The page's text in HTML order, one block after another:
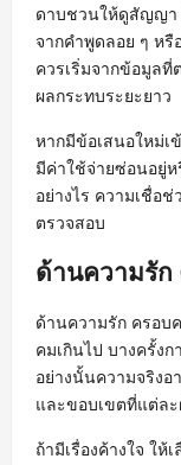
ดาบชวนให้ดูสัญญา
จากคำพูดลอย ๆ หรื
ควรเริ่มจากข้อมูล
ผลกระทบระยะยาว
หากมีข้อเสนอใหม่เ
มีค่าใช้จ่ายซ่อนอยู่ห
อย่างไร ความเชื่อ
ตรวจสอบ
ด้านความรัก
ด้านความรัก ครอบ
คมเกินไป บางครั้งก
อย่างนั้นความจริง
และขอบเขตที่แต่ละ
ถ้ามีเรื่องค้างใจ ให้